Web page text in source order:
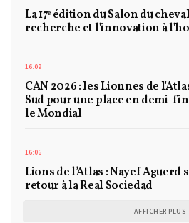
La 17ᵉ édition du Salon du
recherche et l'innovation à
16:09
CAN 2026 : les Lionnes de
Sud pour une place en demi-
le Mondial
16:06
Lions de l’Atlas : Nayef Aguerd
retour à la Real Sociedad
AFFICHER PLUS